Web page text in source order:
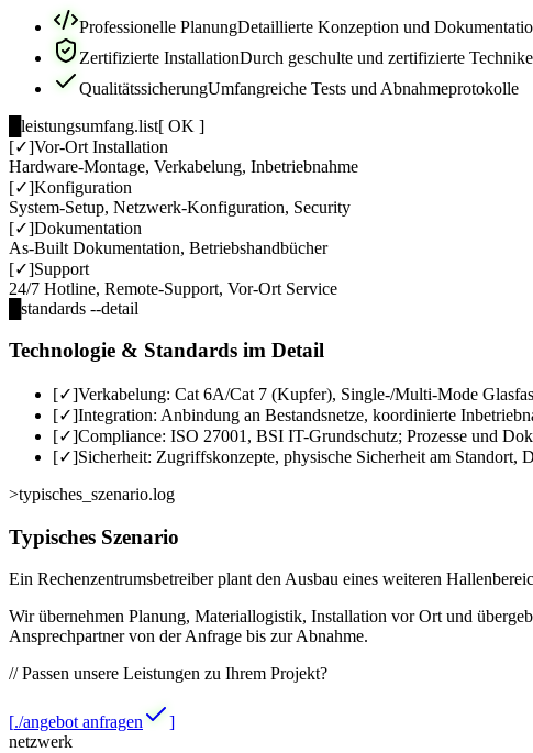
Professionelle PlanungDetaillierte Konzeption und
Zertifizierte InstallationDurch geschulte und zertifizierte
QualitätssicherungUmfangreiche Tests und Abnahmeprotokolle
leistungsumfang.list[ OK ]
[✓]Vor-Ort Installation
Hardware-Montage, Verkabelung, Inbetriebnahme
[✓]Konfiguration
System-Setup, Netzwerk-Konfiguration, Security
[✓]Dokumentation
As-Built Dokumentation, Betriebshandbücher
[✓]Support
24/7 Hotline, Remote-Support, Vor-Ort Service
standards --detail
Technologie & Standards im Detail
[✓]Verkabelung: Cat 6A/Cat 7 (Kupfer), Single-/Multi-Mode
[✓]Integration: Anbindung an Bestandsnetze, koordinierte
[✓]Compliance: ISO 27001, BSI IT-Grundschutz; Prozesse und
[✓]Sicherheit: Zugriffskonzepte, physische Sicherheit am Standort,
>typisches_szenario.log
Typisches Szenario
Ein Rechenzentrumsbetreiber plant den Ausbau eines weiteren
Wir übernehmen Planung, Materiallogistik, Installation vor Ort und
Ansprechpartner von der Anfrage bis zur Abnahme.
//Passen unsere Leistungen zu Ihrem Projekt?
[./angebot anfragen
]
netzwerk